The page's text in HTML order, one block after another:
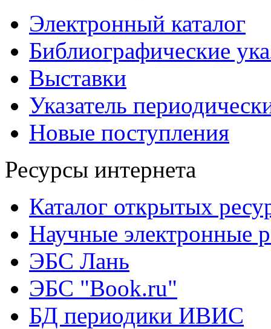
Электронный каталог
Библиографические
Выставки
Указатель
Новые поступления
Ресурсы интернета
Каталог открытых
Научные электронные
ЭБС Лань
ЭБС "Book.ru"
БД периодики ИВИС